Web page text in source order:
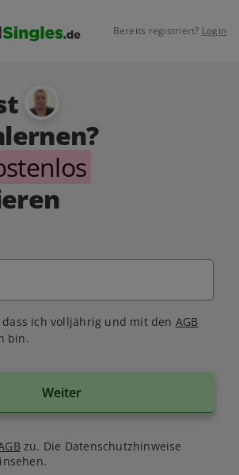
Bereits registriert? Login
ich volljährig und mit den AGB
bin.
Weiter
zu. Die Datenschutzhinweise